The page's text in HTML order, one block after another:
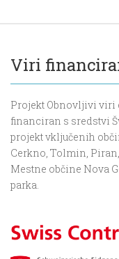
Viri
Projekt Obnovljivi viri
financiran s sredstvi
projekt vključenih
Cerkno, Tolmin,
Mestne občine Nova
parka.